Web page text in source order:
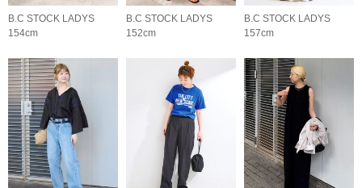
B.C STOCK LADYS
154cm
B.C STOCK LADYS
152cm
B.C STOCK LADYS
157cm